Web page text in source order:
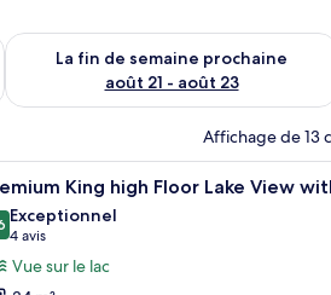
août 14 - août 16
La fin de semaine prochaine
août 21 - août 23
Vérifier la disponibilité pour la fin de
Affichage de 13
urbain et l’eau.
grand lit, d’un bureau avec un téléviseur
Une chambre
2 King high Floor Lake View
sur 10
Exceptionnel
4 avis
(4 avis)
Vue sur le lac